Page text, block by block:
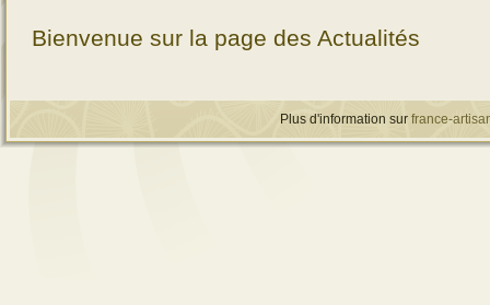
Bienvenue sur la page des Actualités
Plus d'information sur france-